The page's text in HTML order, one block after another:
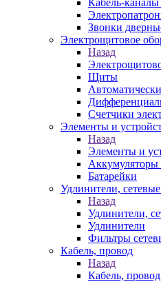
Кабель-
Звонки
Электрощитовое
Назад
Щиты
Счетчики
Элементы и
Назад
Элементы и
Аккумуляторы
Батарейки
Удлинители,
Назад
Удлинители,
Удлинители
Фильтры
Кабель, провод
Назад
Кабель, провод